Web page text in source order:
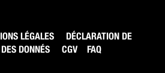
LÉGALES
DÉCLARATION DE
DONNÉS
CGV FAQ